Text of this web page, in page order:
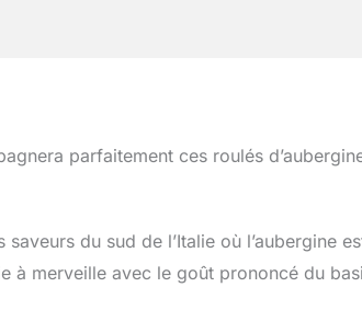
parfaitement ces roulés
du sud de l’Italie où l’aubergine
à merveille avec le goût prononcé du